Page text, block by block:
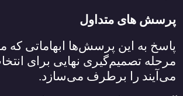
پرسش‌ های متداول
پاسخ به این پرسش‌ها ابهاماتی که
مرحله تصمیم‌گیری نهایی برای
می‌آیند را برطرف می‌سازد.